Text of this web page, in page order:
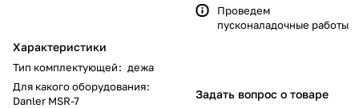
Характеристики
Тип комплектующей: дежа
Для какого оборудования:
Danler MSR-7
Проведем
пусконаладочные работы
Задать вопрос о товаре